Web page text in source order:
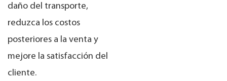
daño del transporte,
reduzca los costos
posteriores a la venta y
mejore la satisfacción del
cliente.